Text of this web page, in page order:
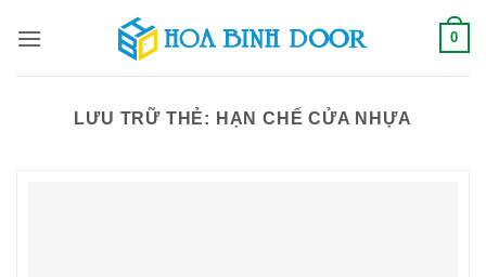
qua
0
LƯU TRỮ THẺ: HẠN CHẾ CỬA NHỰA